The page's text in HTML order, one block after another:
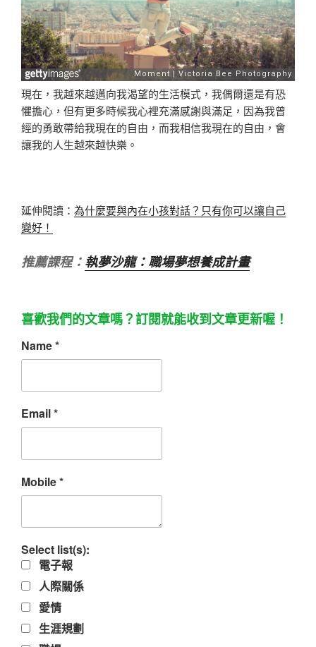
現在，我越來越邁向我渴望的生活模式，我偶爾還是有恐
懼擔心，但有更多時候我心裡充滿感謝與滿足，因為我曾
經的勇敢帶給我現在的自由，而我相信我現在的自由，會
讓我的人生越來越快樂。
延伸閱讀： 為什麼要與內在小孩對話？只有你可以讓自己
變好！
推薦課程：執夢沙龍：職場夢想養成計畫
喜歡我們的文章嗎？訂閱就能收到文章更新喔！
Name*
Email*
Mobile*
Select list(s):
電子報
人際關係
愛情
生涯規劃